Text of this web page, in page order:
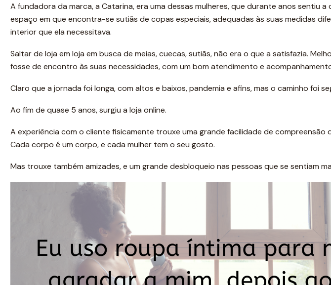
A fundadora da marca, a Catarina, era uma dessas mulheres, que durante anos
espaço em que encontra-se sutiãs de copas especiais, adequadas às suas medidas
interior que ela necessitava.
Saltar de loja em loja em busca de meias, cuecas, sutiãs, não era o que a satisfazia.
fosse de encontro às suas necessidades, com um bom atendimento e
Claro que a jornada foi longa, com altos e baixos, pandemia e afins, mas o caminho foi
Ao fim de quase 5 anos, surgiu a loja online.
A experiência com o cliente fisicamente trouxe uma grande facilidade de
Cada corpo é um corpo, e cada mulher tem o seu gosto.
Mas trouxe também amizades, e um grande desbloqueio nas pessoas que se sentiam